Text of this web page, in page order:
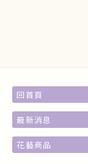
回首頁
最新消息
花藝商品